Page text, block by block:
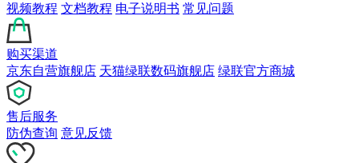
视频教程 文档教程 电子说明书 常见问题
购买渠道
京东自营旗舰店 天猫绿联数码旗舰店 绿联官方商城
售后服务
防伪查询 意见反馈